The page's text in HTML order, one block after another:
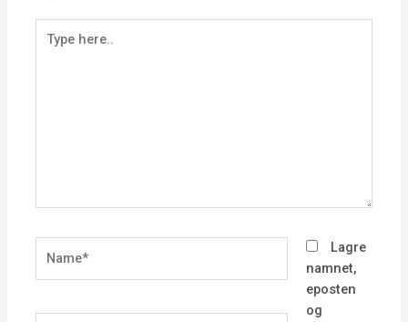
here..
Lagre
namnet,
eposten
og